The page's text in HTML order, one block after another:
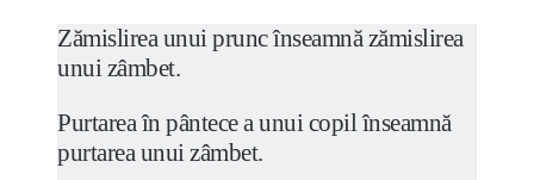
Zămislirea unui prunc înseamnă zămislirea
unui zâmbet.
Purtarea în pântece a unui copil înseamnă
purtarea unui zâmbet.